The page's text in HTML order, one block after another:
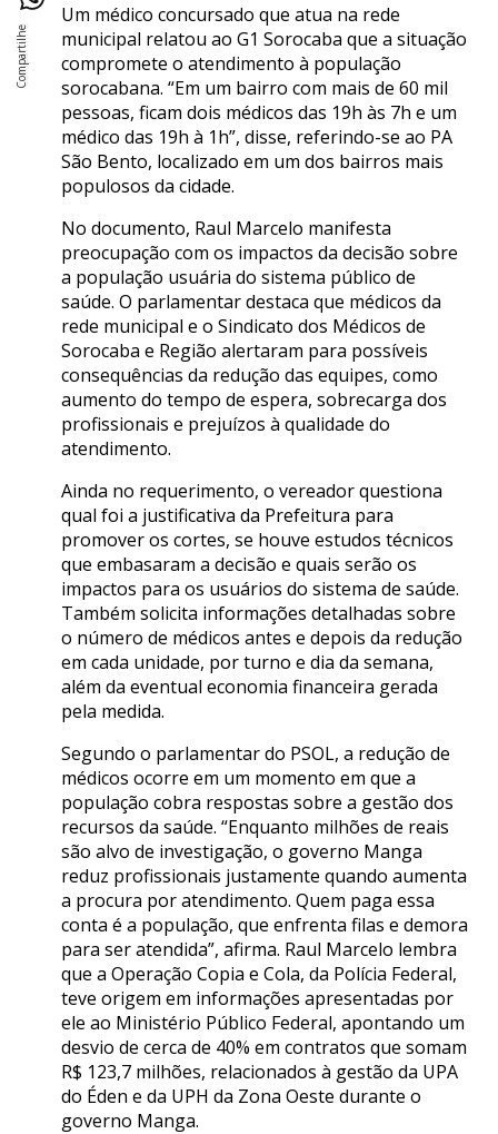
Um médico concursado que atua na rede
municipal relatou ao G1 Sorocaba que a situação
compromete o atendimento à população
sorocabana. “Em um bairro com mais de 60 mil
pessoas, ficam dois médicos das 19h às 7h e um
médico das 19h à 1h”, disse, referindo-se ao PA
São Bento, localizado em um dos bairros mais
populosos da cidade.
No documento, Raul Marcelo manifesta
preocupação com os impactos da decisão sobre
a população usuária do sistema público de
saúde. O parlamentar destaca que médicos da
rede municipal e o Sindicato dos Médicos de
Sorocaba e Região alertaram para possíveis
consequências da redução das equipes, como
aumento do tempo de espera, sobrecarga dos
profissionais e prejuízos à qualidade do
atendimento.
Ainda no requerimento, o vereador questiona
qual foi a justificativa da Prefeitura para
promover os cortes, se houve estudos técnicos
que embasaram a decisão e quais serão os
impactos para os usuários do sistema de saúde.
Também solicita informações detalhadas sobre
o número de médicos antes e depois da redução
em cada unidade, por turno e dia da semana,
além da eventual economia financeira gerada
pela medida.
Segundo o parlamentar do PSOL, a redução de
médicos ocorre em um momento em que a
população cobra respostas sobre a gestão dos
recursos da saúde. “Enquanto milhões de reais
são alvo de investigação, o governo Manga
reduz profissionais justamente quando aumenta
a procura por atendimento. Quem paga essa
conta é a população, que enfrenta filas e demora
para ser atendida”, afirma. Raul Marcelo lembra
que a Operação Copia e Cola, da Polícia Federal,
teve origem em informações apresentadas por
ele ao Ministério Público Federal, apontando um
desvio de cerca de 40% em contratos que somam
R$ 123,7 milhões, relacionados à gestão da UPA
do Éden e da UPH da Zona Oeste durante o
governo Manga.